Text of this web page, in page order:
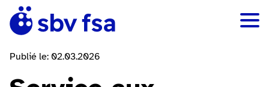
Publié le: 02.03.2026